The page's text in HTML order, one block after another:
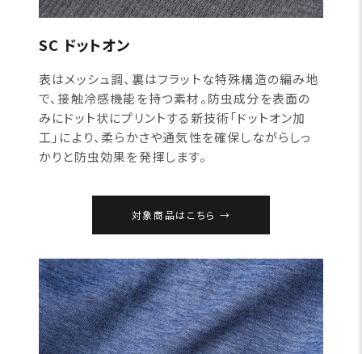
SC ドットオン
表はメッシュ調、裏はフラットな特殊構造の編み地
で、接触冷感機能を持つ素材。防虫成分を表面の
みにドット状にプリントする新技術「ドットオン加
工」により、柔らかさや通気性を確保しながらしっ
かりと防虫効果を発揮します。
対象商品はこちら